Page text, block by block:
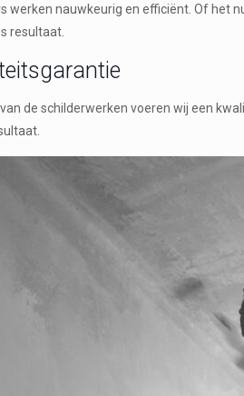
werken nauwkeurig en efficiënt. Of het
resultaat.
de schilderwerken voeren wij een